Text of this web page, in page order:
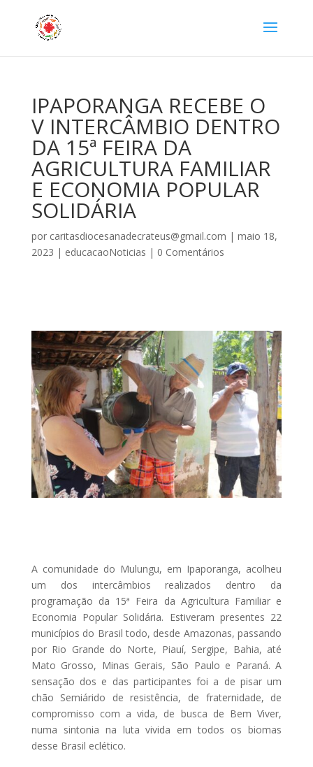
IPAPORANGA RECEBE O
V INTERCÂMBIO DENTRO
DA 15ª FEIRA DA
AGRICULTURA FAMILIAR
E ECONOMIA POPULAR
SOLIDÁRIA
por caritasdiocesanadecrateus@gmail.com | maio 18,
2023 | educacaoNoticias | 0 Comentários
A comunidade do Mulungu, em Ipaporanga, acolheu
um dos intercâmbios realizados dentro da
programação da 15ª Feira da Agricultura Familiar e
Economia Popular Solidária. Estiveram presentes 22
municípios do Brasil todo, desde Amazonas, passando
por Rio Grande do Norte, Piauí, Sergipe, Bahia, até
Mato Grosso, Minas Gerais, São Paulo e Paraná. A
sensação dos e das participantes foi a de pisar um
chão Semiárido de resistência, de fraternidade, de
compromisso com a vida, de busca de Bem Viver,
numa sintonia na luta vivida em todos os biomas
desse Brasil eclético.